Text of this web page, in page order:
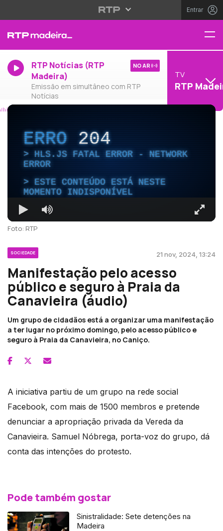
Entrar
RTP Notícias (RTP
Madeira)
Emissão em simultâneo com RTP
Notícias
NO AR
TV
RTP
ERRO204
HLS.JS FATAL ERROR - NETWORK
ERROR
ESTE CONTEÚDO ESTÁ NESTE
MOMENTO INDISPONÍVEL
Foto: RTP
SOCIEDADE 21 nov, 2024, 13:24
Manifestação pelo acesso
público e seguro à Praia da
Canavieira (áudio)
Um grupo de cidadãos está a organizar uma manifestação
a ter lugar no próximo domingo, pelo acesso público e
seguro à Praia da Canavieira, no Caniço.
A iniciativa partiu de um grupo na rede social
Facebook, com mais de 1500 membros e pretende
denunciar a apropriação privada da Vereda da
Canavieira. Samuel Nóbrega, porta-voz do grupo, dá
conta das intenções do protesto.
Pode também gostar
Sinistralidade: Sete detenções na
Madeira